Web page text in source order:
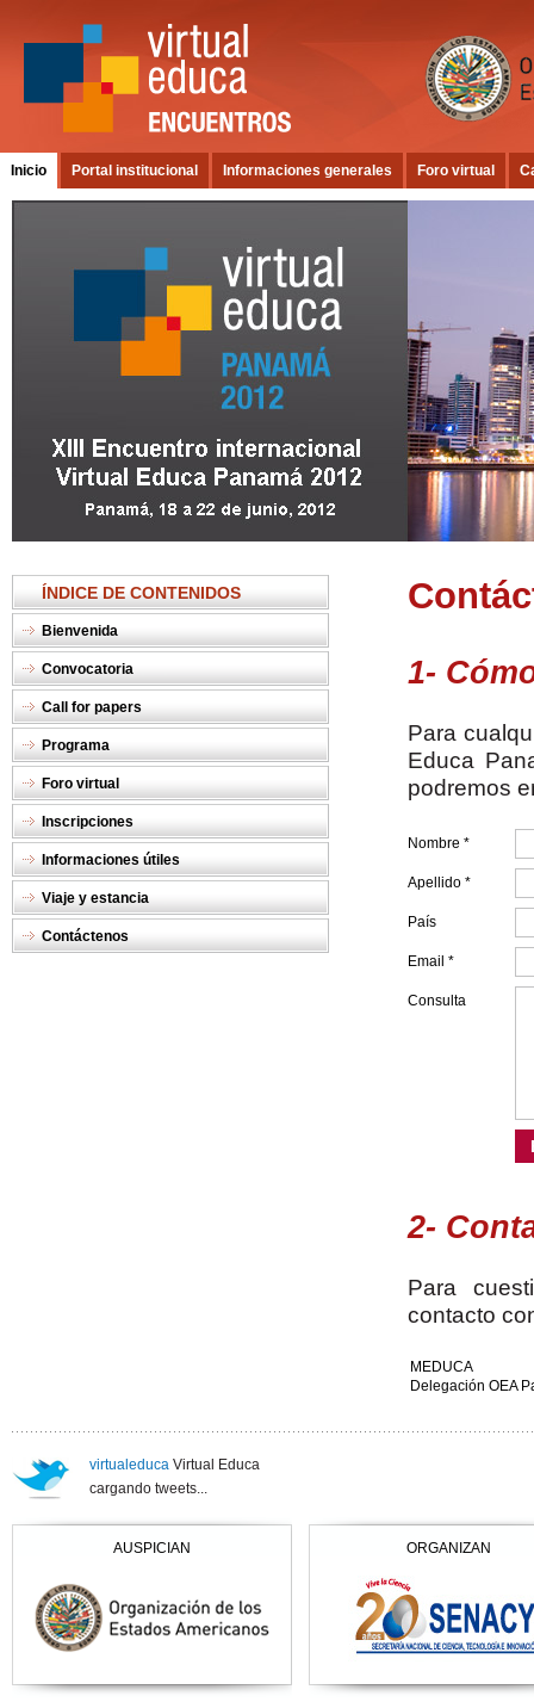
Inicio Portal institucional Informaciones generales Foro virtual
ÍNDICE DE CONTENIDOS
Bienvenida
Convocatoria
Call for papers
Programa
Foro virtual
Inscripciones
Informaciones útiles
Viaje y estancia
Contáctenos
1-
Para
Educa
podremos
Nombre *
Apellido *
País
Email *
Consulta
2-
Para
contacto
MEDUCA
Delegación OEA
virtualeduca Virtual Educa
cargando tweets...
AUSPICIAN ORGANIZAN